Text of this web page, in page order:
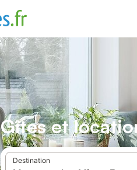
Gîtes et
Destination